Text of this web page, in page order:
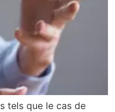
tels que le cas de